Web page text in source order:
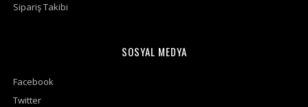
Sipariş Takibi
SOSYAL MEDYA
Facebook
Twitter